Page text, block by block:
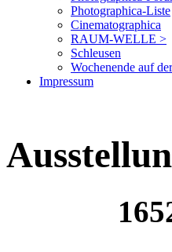
Photographica-Liste
Cinematographica
RAUM-WELLE >
Schleusen
Wochenende auf
Impressum